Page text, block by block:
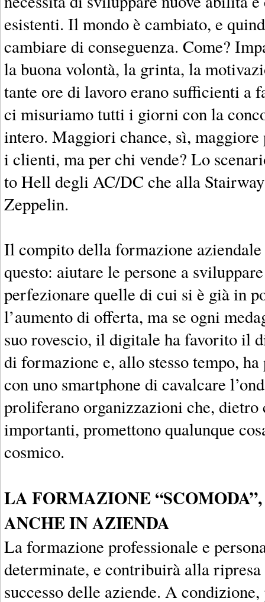
esistenti. Il mondo è cambiato, e
cambiare di conseguenza. Come?
la buona volontà, la grinta, la
tante ore di lavoro erano sufficienti a
ci misuriamo tutti i giorni con la
intero. Maggiori chance, sì,
i clienti, ma per chi vende? Lo
to Hell degli AC/DC che alla
Zeppelin.
Il compito della formazione aziendale
questo: aiutare le persone a
perfezionare quelle di cui si è già in
l’aumento di offerta, ma se ogni
suo rovescio, il digitale ha favorito il
di formazione e, allo stesso tempo, ha
con uno smartphone di cavalcare
proliferano organizzazioni che, dietro
importanti, promettono qualunque
cosmico.
LA FORMAZIONE “SCOMODA”,
ANCHE IN AZIENDA
La formazione professionale e
determinate, e contribuirà alla
successo delle aziende. A